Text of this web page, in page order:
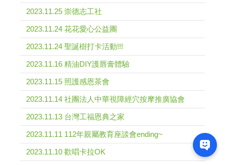
2023.11.25 崇德志工社
2023.11.24 花花愛心公益團
2023.11.24 聖誕樹打卡活動!!!
2023.11.16 精油DIY護唇膏體驗
2023.11.15 照護感恩茶會
2023.11.14 社團法人中華視障經穴按摩推廣協會
2023.11.13 台灣工福恩典之家
2023.11.11 112年親屬教育座談會ending~
2023.11.10 歡唱卡拉OK